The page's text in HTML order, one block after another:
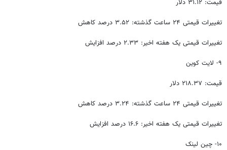
قیمت: ۳۱.۱۲ دلار
تغییرات قیمتی ۲۴ ساعت گذشته: ۳.۵۲ درصد کاهش
تغییرات قیمتی یک هفته اخیر: ۲.۳۳ درصد افزایش
۹- لایت کوین
قیمت: ۲۱۸.۳۷ دلار
تغییرات قیمتی ۲۴ ساعت گذشته: ۳.۲۴ درصد کاهش
تغییرات قیمتی یک هفته اخیر: ۱۶.۶ درصد افزایش
۱۰- چین لینک